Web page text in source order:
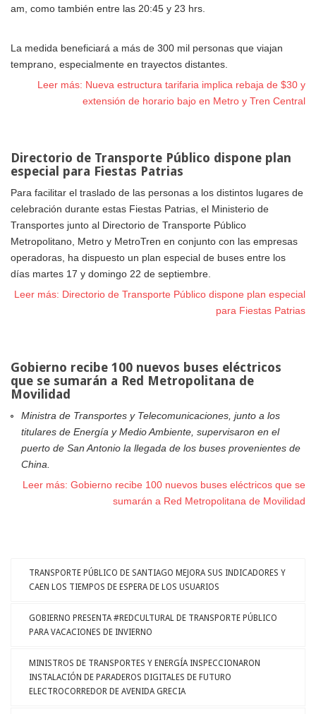
am, como también entre las 20:45 y 23 hrs.
La medida beneficiará a más de 300 mil personas que viajan
temprano, especialmente en trayectos distantes.
Leer más: Nueva estructura tarifaria implica rebaja de $30 y
extensión de horario bajo en Metro y Tren Central
Directorio de Transporte Público dispone plan
especial para Fiestas Patrias
Para facilitar el traslado de las personas a los distintos lugares de
celebración durante estas Fiestas Patrias, el Ministerio de
Transportes junto al Directorio de Transporte Público
Metropolitano, Metro y MetroTren en conjunto con las empresas
operadoras, ha dispuesto un plan especial de buses entre los
días martes 17 y domingo 22 de septiembre.
Leer más: Directorio de Transporte Público dispone plan especial
para Fiestas Patrias
Gobierno recibe 100 nuevos buses eléctricos
que se sumarán a Red Metropolitana de
Movilidad
Ministra de Transportes y Telecomunicaciones, junto a los
titulares de Energía y Medio Ambiente, supervisaron en el
puerto de San Antonio la llegada de los buses provenientes de
China.
Leer más: Gobierno recibe 100 nuevos buses eléctricos que se
sumarán a Red Metropolitana de Movilidad
TRANSPORTE PÚBLICO DE SANTIAGO MEJORA SUS INDICADORES Y
CAEN LOS TIEMPOS DE ESPERA DE LOS USUARIOS
GOBIERNO PRESENTA #REDCULTURAL DE TRANSPORTE PÚBLICO
PARA VACACIONES DE INVIERNO
MINISTROS DE TRANSPORTES Y ENERGÍA INSPECCIONARON
INSTALACIÓN DE PARADEROS DIGITALES DE FUTURO
ELECTROCORREDOR DE AVENIDA GRECIA